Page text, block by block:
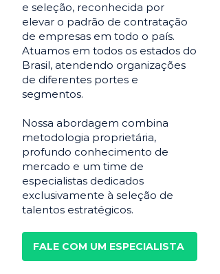
e seleção, reconhecida por
elevar o padrão de contratação
de empresas em todo o país.
Atuamos em todos os estados do
Brasil, atendendo organizações
de diferentes portes e
segmentos.
Nossa abordagem combina
metodologia proprietária,
profundo conhecimento de
mercado e um time de
especialistas dedicados
exclusivamente à seleção de
talentos estratégicos.
FALE COM UM ESPECIALISTA